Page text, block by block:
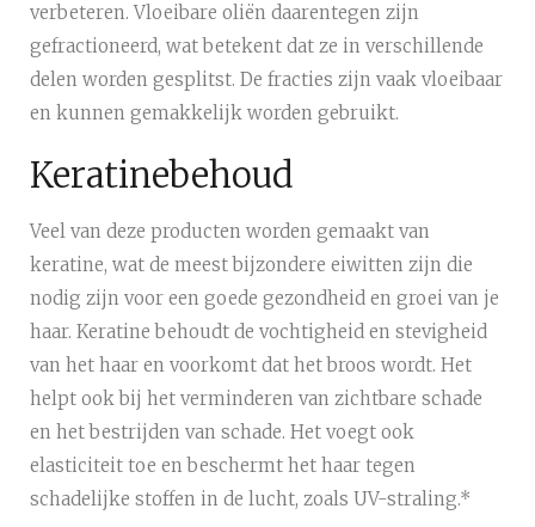
verbeteren. Vloeibare oliën daarentegen zijn
gefractioneerd, wat betekent dat ze in verschillende
delen worden gesplitst. De fracties zijn vaak vloeibaar
en kunnen gemakkelijk worden gebruikt.
Keratinebehoud
Veel van deze producten worden gemaakt van
keratine, wat de meest bijzondere eiwitten zijn die
nodig zijn voor een goede gezondheid en groei van je
haar. Keratine behoudt de vochtigheid en stevigheid
van het haar en voorkomt dat het broos wordt. Het
helpt ook bij het verminderen van zichtbare schade
en het bestrijden van schade. Het voegt ook
elasticiteit toe en beschermt het haar tegen
schadelijke stoffen in de lucht, zoals UV-straling.*